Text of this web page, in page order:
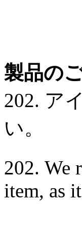
製品の
202. ア
い。
202. We
item, as